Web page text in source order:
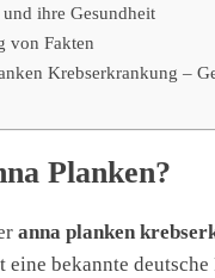
ihre Gesundheit
von Fakten
Krebserkrankung –
Planken?
anna planken
eine bekannte